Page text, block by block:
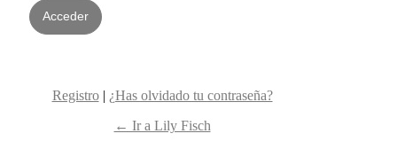
Registro| ¿Has olvidado tu contraseña?
← Ir a Lily Fisch